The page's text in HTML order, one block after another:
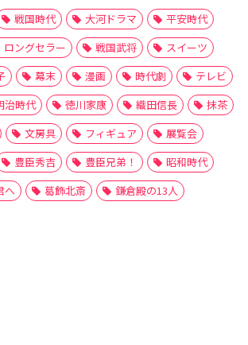
戦国時代 大河ドラマ
平安時代
ロングセラー 戦国武将
スイーツ
幕末 漫画 時代劇
テレビ
治時代 徳川家康 織田信長
抹茶
文房具 フィギュア
展覧会
豊臣秀吉 豊臣兄弟！
昭和時代
へ
葛飾北斎 鎌倉殿の13人